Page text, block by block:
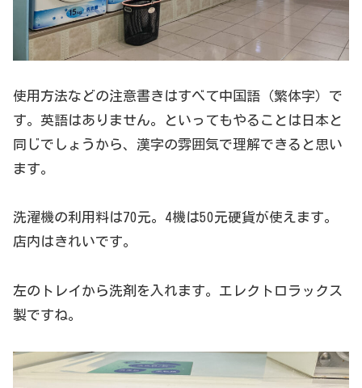
使用方法などの注意書きはすべて中国語（繁体字）で
す。英語はありません。といってもやることは日本と
同じでしょうから、漢字の雰囲気で理解できると思い
ます。
洗濯機の利用料は70元。4機は50元硬貨が使えます。
店内はきれいです。
左のトレイから洗剤を入れます。エレクトロラックス
製ですね。